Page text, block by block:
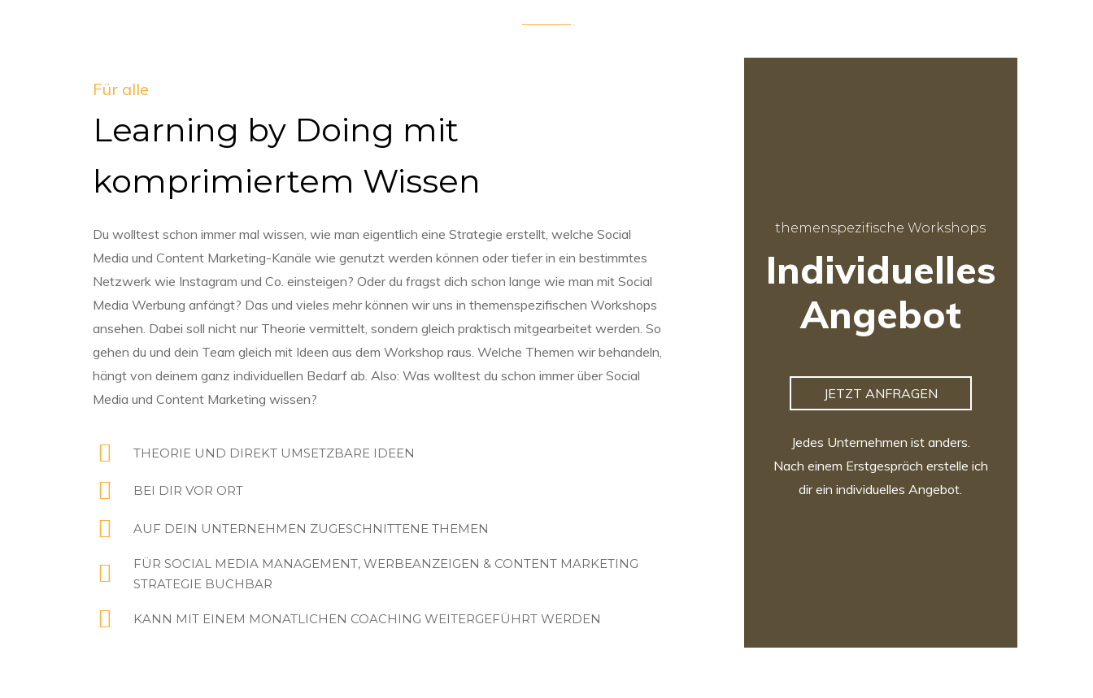
Für alle
Learning by Doing mit
komprimiertem Wissen
Du wolltest schon immer mal wissen, wie man eigentlich eine Strategie erstellt, welche Social
Media und Content Marketing-Kanäle wie genutzt werden können oder tiefer in ein bestimmtes
Netzwerk wie Instagram und Co. einsteigen? Oder du fragst dich schon lange wie man mit Social
Media Werbung anfängt? Das und vieles mehr können wir uns in themenspezifischen Workshops
ansehen. Dabei soll nicht nur Theorie vermittelt, sondern gleich praktisch mitgearbeitet werden. So
gehen du und dein Team gleich mit Ideen aus dem Workshop raus. Welche Themen wir behandeln,
hängt von deinem ganz individuellen Bedarf ab. Also: Was wolltest du schon immer über Social
Media und Content Marketing wissen?
THEORIE UND DIREKT UMSETZBARE IDEEN
BEI DIR VOR ORT
AUF DEIN UNTERNEHMEN ZUGESCHNITTENE THEMEN
FÜR SOCIAL MEDIA MANAGEMENT, WERBEANZEIGEN & CONTENT MARKETING
STRATEGIE BUCHBAR
KANN MIT EINEM MONATLICHEN COACHING WEITERGEFÜHRT WERDEN
themenspezifische Workshops
Individuelles
Angebot
JETZT ANFRAGEN
Jedes Unternehmen ist anders.
Nach einem Erstgespräch erstelle ich
dir ein individuelles Angebot.